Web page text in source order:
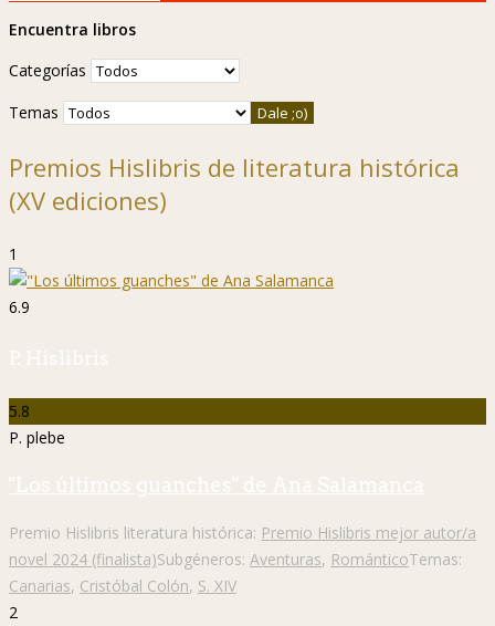
Encuentra libros
Categorías
Temas
Premios Hislibris de literatura histórica
(XV ediciones)
1
6.9
P. Hislibris
5.8
P. plebe
"Los últimos guanches" de Ana Salamanca
Premio Hislibris literatura histórica: Premio Hislibris mejor autor/a
novel 2024 (finalista)Subgéneros: Aventuras, RománticoTemas:
Canarias, Cristóbal Colón, S. XIV
2